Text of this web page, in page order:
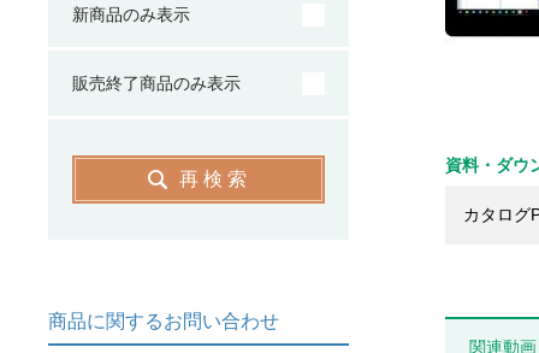
資料・ダウ
カタログ
関連動画
新商品のみ表示
販売終了商品のみ表示
再検索
商品に関するお問い合わせ